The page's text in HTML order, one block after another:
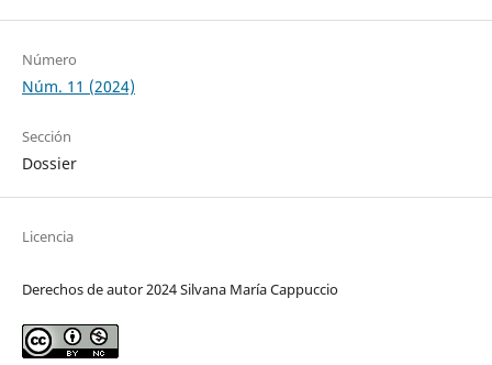
Número
Núm. 11 (2024)
Sección
Dossier
Licencia
Derechos de autor 2024 Silvana María Cappuccio